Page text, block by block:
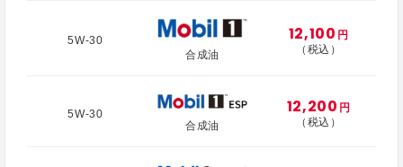
5W-30
合成油
12,100 円
（税込）
5W-30
合成油
12,200 円
（税込）